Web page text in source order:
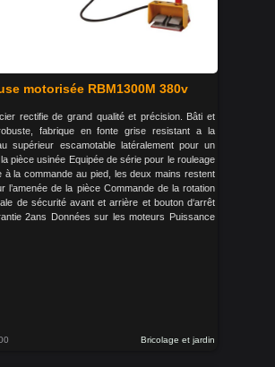
motorisée RBM1300M 380v
rectifie de grand qualité et précision. Bâti et
fabrique en fonte grise resistant a la
supérieur escamotable latéralement pour un
pièce usinée Equipée de série pour le rouleage
à la commande au pied, les deux mains restent
l’amenée de la pièce Commande de la rotation
de sécurité avant et arrière et bouton d‘arrêt
2ans Données sur les moteurs Puissance
Bricolage et jardin